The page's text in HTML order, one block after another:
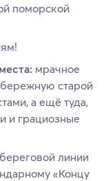
поморской
мрачное
старой
а ещё туда,
и грациозные
линии
«Концу